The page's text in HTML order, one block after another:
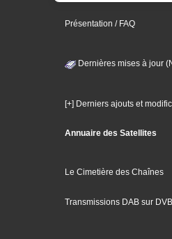
Présentation / FAQ
Dernières mises à jour
[+] Derniers ajouts et
Annuaire des Satellites
Le Cimetière des Chaînes
Transmissions DAB sur DVB